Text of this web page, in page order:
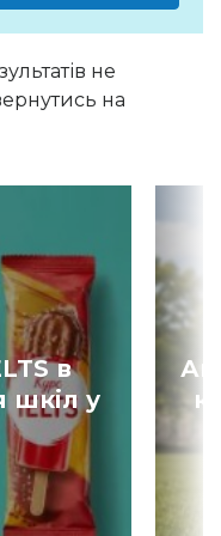
не
на
в
шкіл у